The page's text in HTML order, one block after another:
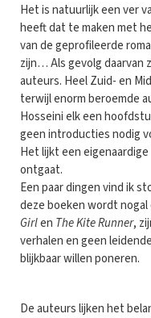
Het is natuurlijk een ver
heeft dat te maken met
van de geprofileerde
zijn… Als gevolg daarvan
auteurs. Heel Zuid- en
terwijl enorm beroemde
Hosseini elk een
geen introducties nodig
Het lijkt een
ontgaat.
Een paar dingen vind ik
deze boeken wordt
Girlen The Kite Runner,
verhalen en geen
blijkbaar willen poneren.
De auteurs lijken het